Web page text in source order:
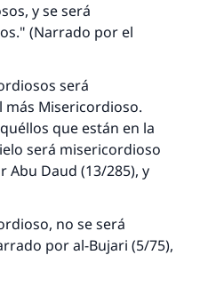
y se será
(Narrado por el
será
Misericordioso.
que están en la
será misericordioso
Abu Daud (13/285), y
no se será
por al-Bujari (5/75),